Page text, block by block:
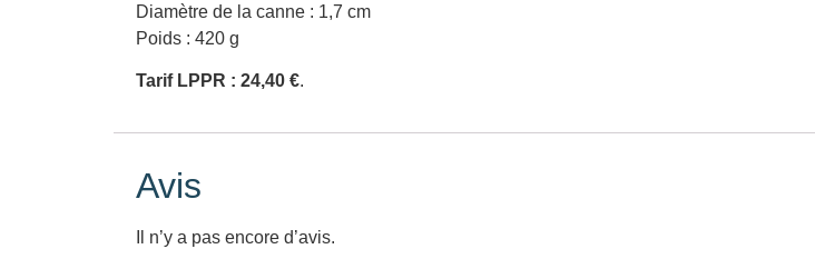
Diamètre de la canne : 1,7 cm
Poids : 420 g
Tarif LPPR : 24,40 €.
Avis
Il n’y a pas encore d’avis.